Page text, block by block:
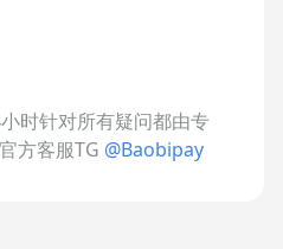
时针对所有疑问都由专
方客服TG @Baobipay